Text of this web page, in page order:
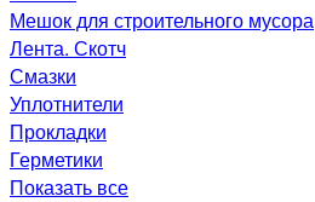
Мешок для строительного мусора
Лента. Скотч
Смазки
Уплотнители
Прокладки
Герметики
Показать все